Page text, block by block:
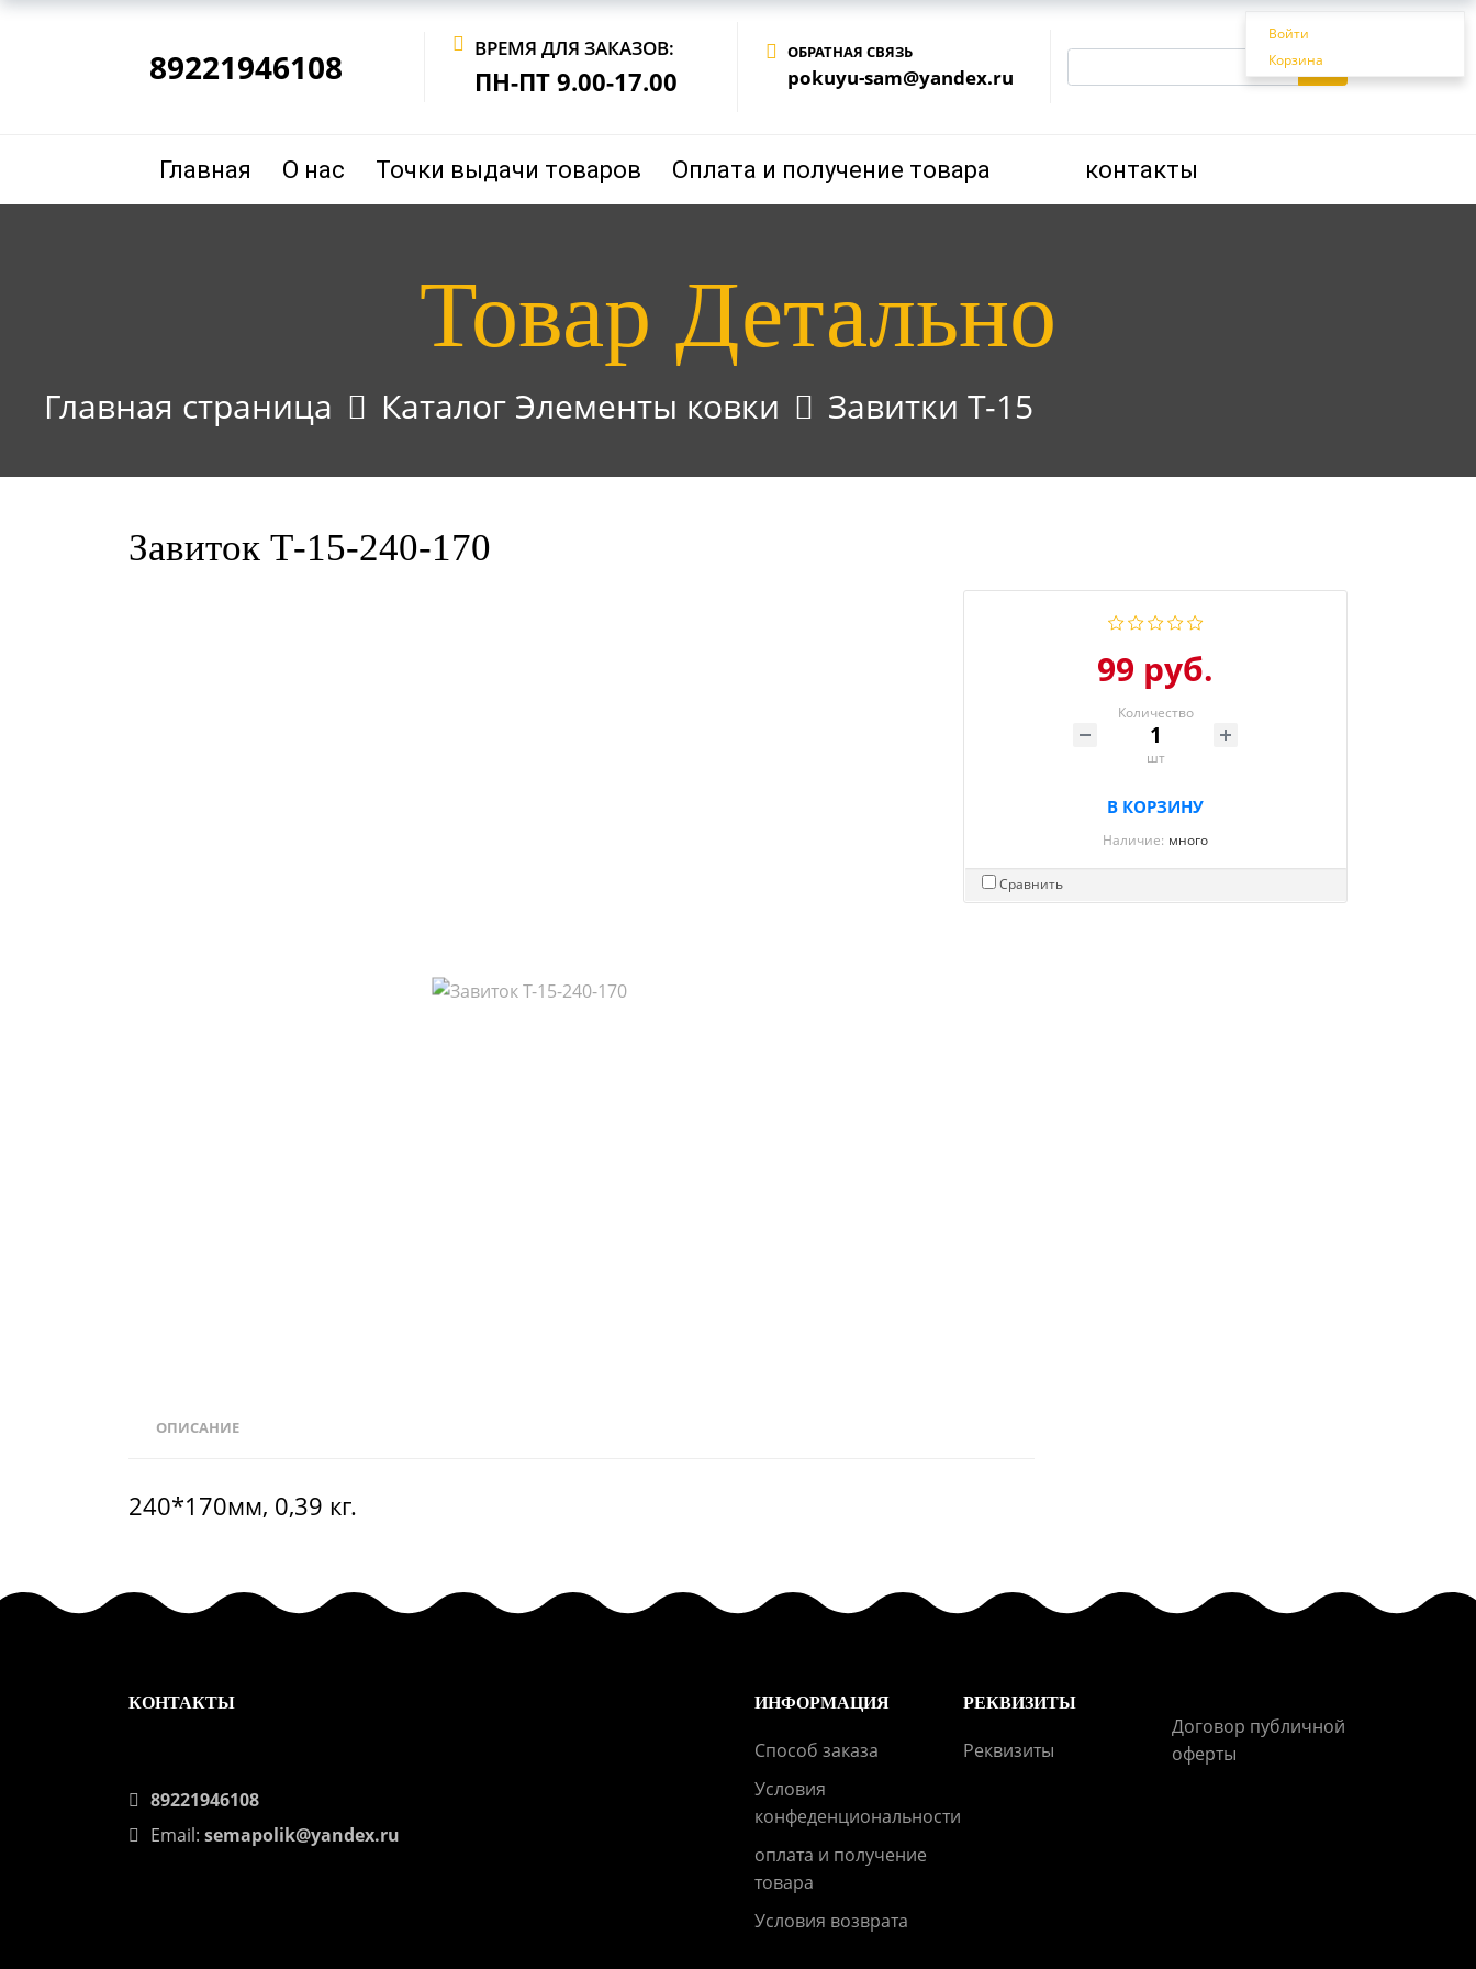
89221946108 ВРЕМЯ ДЛЯ ЗАКАЗОВ:
ПН-ПТ 9.00-17.00
ОБРАТНАЯ СВЯЗЬ
pokuyu-sam@yandex.ru
Главная О нас Точки выдачи товаров Оплата и получение товара контакты
Товар Детально
Главная страница Каталог Элементы ковки Завитки Т-15
Войти
Корзина
Завиток Т-15-240-170
99 руб.
Количество
шт
В КОРЗИНУ
Наличие: много
Сравнить
ОПИСАНИЕ
240*170мм, 0,39 кг.
КОНТАКТЫ
89221946108
Email: semapolik@yandex.ru
ИНФОРМАЦИЯ
Способ заказа
Условия
конфеденциональности
оплата и получение
товара
Условия возврата
РЕКВИЗИТЫ
Реквизиты
Договор публичной
оферты